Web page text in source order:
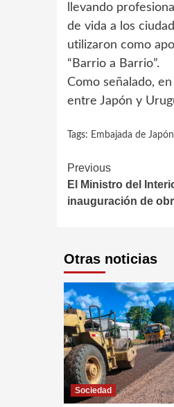
llevando
de vida a los
utilizaron como
“Barrio a Barrio”.
Como señalado,
entre Japón y
Tags: Embajada de Japón
Continue
Reading
Previous
El Ministro del
inauguración de
Otras noticias
Sociedad